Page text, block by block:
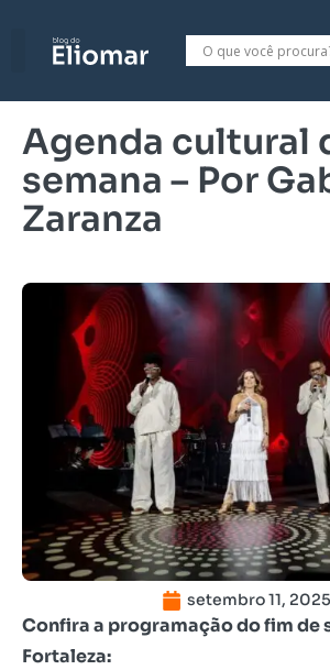
Agenda cultural
semana – Por
Zaranza
setembro 11, 2025
Confira a programação do fim de
Fortaleza: